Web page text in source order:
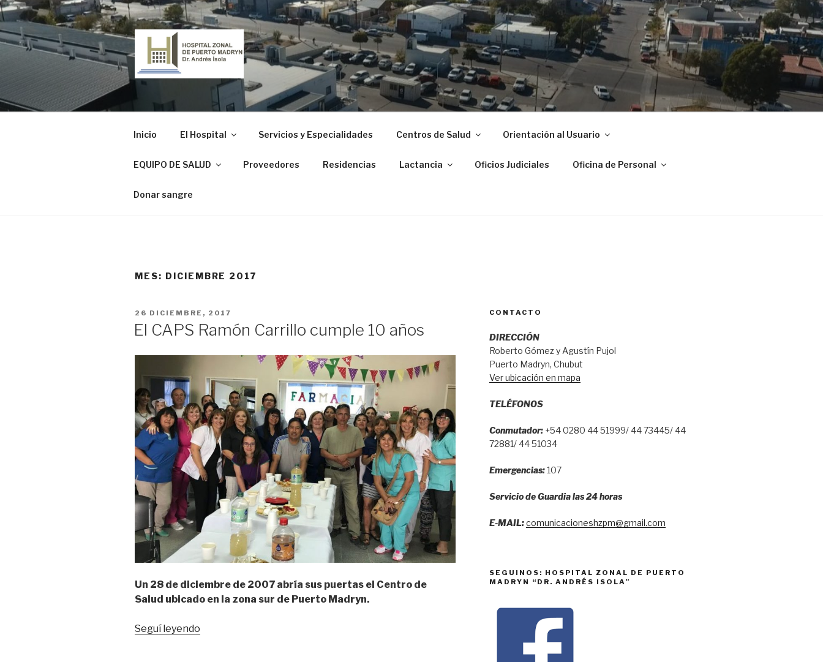
Ir
al
contenido
HOSPITAL ZONAL DE PUERTO MADRYN
Inicio El Hospital Servicios y Especialidades Centros de Salud Orientación al Usuario
EQUIPO DE SALUD Proveedores Residencias Lactancia Oficios Judiciales Oficina de Personal
Donar sangre
MES: DICIEMBRE 2017
PUBLICADO
26 DICIEMBRE, 2017
El CAPS Ramón Carrillo cumple 10 años
Un 28 de diciembre de 2007 abría sus puertas el Centro de
Salud ubicado en la zona sur de Puerto Madryn.
Seguí leyendo
CONTACTO
DIRECCIÓN
Roberto Gómez y Agustín Pujol
Puerto Madryn, Chubut
Ver ubicación en mapa
TELÉFONOS
Conmutador:+54 0280 44 51999/ 44 73445/ 44
72881/ 44 51034
Emergencias:107
Servicio de Guardia las 24 horas
E-MAIL: comunicacioneshzpm@gmail.com
SEGUINOS: HOSPITAL ZONAL DE PUERTO
MADRYN “DR. ANDRÉS ISOLA”